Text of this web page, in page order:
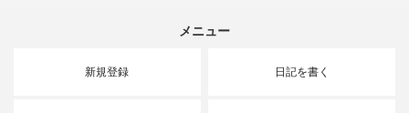
メニュー
新規登録 日記を書く